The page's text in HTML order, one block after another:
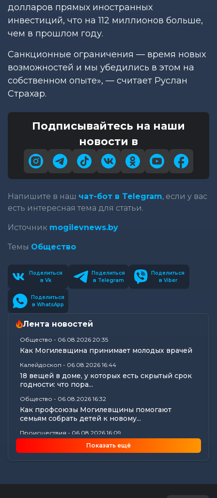
долларов прямых иностранных
инвестиций, что на 112 миллионов больше,
чем в прошлом году.
Санкционные ограничения — время новых
возможностей и мы убедились в этом на
собственном опыте», — считает Руслан
Страхар.
Подписывайтесь на наши
новости в
Напишите в наш чат-бот в Telegram, если у вас
есть интересная тема для статьи.
Источник mogilevnews.by
Темы Общество
Поделиться
в Vk
Поделиться
в Telegram
Поделиться
в Viber
Поделиться
в WhatsApp
Лента новостей
Общество - 06.08.2026 20:35
Как Могилевщина принимает молодых врачей
Калейдоскоп - 06.08.2026 16:44
18 вещей в доме, у которых есть скрытый срок
годности: что пора...
Общество - 06.08.2026 16:32
Как профсоюзы Могилевщины помогают
семьям собрать детей к новому...
Происшествия - 06.08.2026 16:09
Три человека пострадали в аварии на
Славгородском шоссе в Могилеве
окончательных расчетов выявил...
Показать ещё